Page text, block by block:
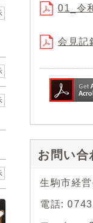
01_令
会見記
お問い合
生駒市経
電話: